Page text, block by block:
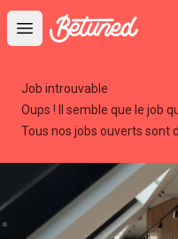
Open main menu
Betuned
Job introuvable
Oups ! Il semble que le job
Tous nos jobs ouverts sont